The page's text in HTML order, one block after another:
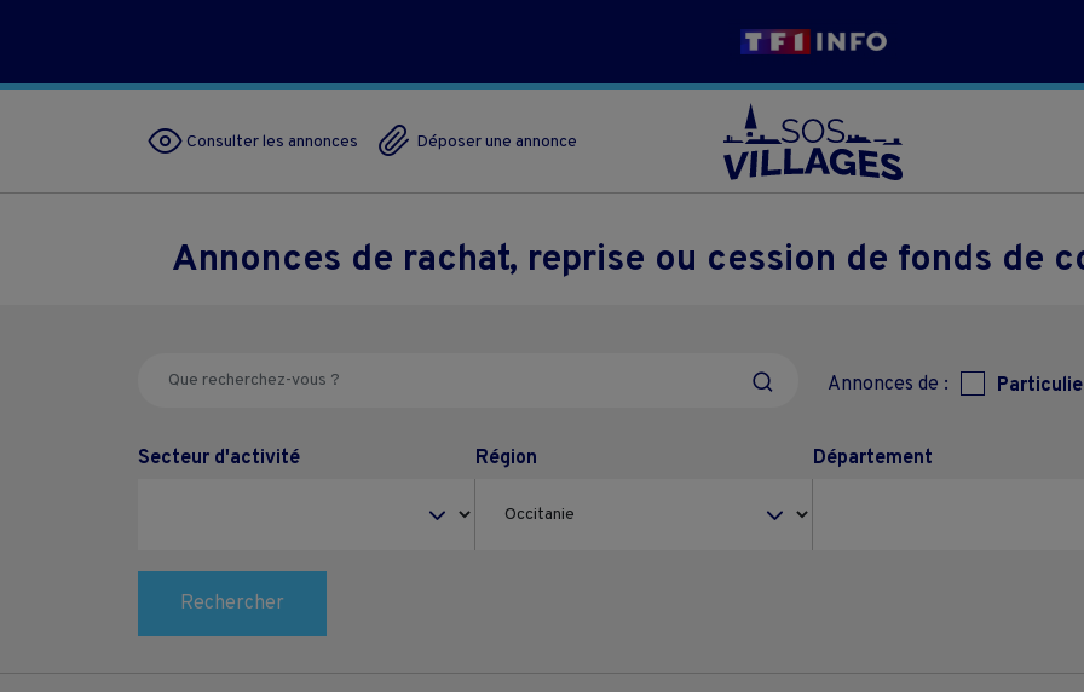
Consulter les annonces Déposer une annonce
Annonces de rachat, reprise ou cession de fonds de
Annonces de :
Secteur d'activité Région Département
Rechercher